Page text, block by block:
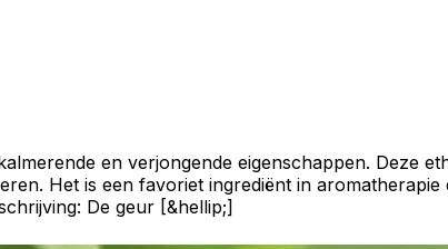
en verjongende eigenschappen. Deze
Het is een favoriet ingrediënt in
De geur [&hellip;]